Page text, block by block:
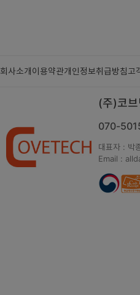
회사소개이용약관개인정보취급방침고
(주)코브
070-
대표자 : 박
Email :